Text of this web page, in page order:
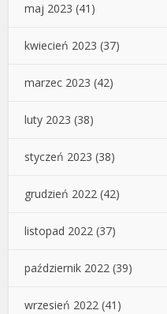
maj 2023 (41)
kwiecień 2023 (37)
marzec 2023 (42)
luty 2023 (38)
styczeń 2023 (38)
grudzień 2022 (42)
listopad 2022 (37)
październik 2022 (39)
wrzesień 2022 (41)